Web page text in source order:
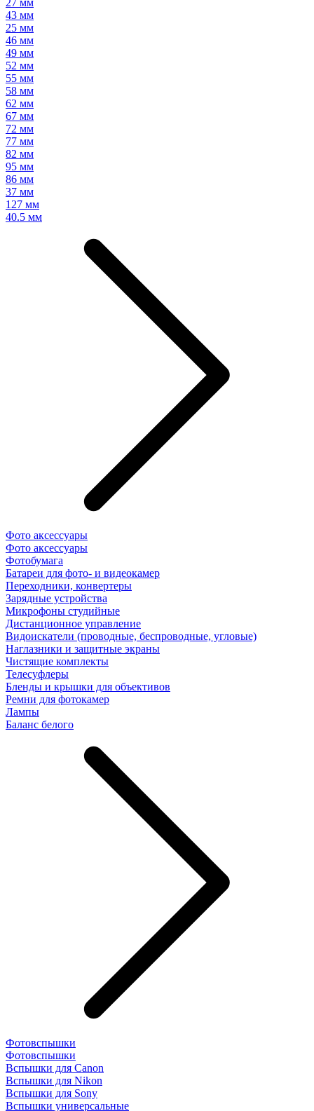
27 мм
43 мм
25 мм
46 мм
49 мм
52 мм
55 мм
58 мм
62 мм
67 мм
72 мм
77 мм
82 мм
95 мм
86 мм
37 мм
127 мм
40.5 мм
Фото аксессуары
Фото аксессуары
Фотобумага
Батареи для фото- и видеокамер
Переходники, конвертеры
Зарядные устройства
Микрофоны студийные
Дистанционное управление
Видоискатели (проводные, беспроводные, угловые)
Наглазники и защитные экраны
Чистящие комплекты
Телесуфлеры
Бленды и крышки для объективов
Ремни для фотокамер
Лампы
Баланс белого
Фотовспышки
Фотовспышки
Вспышки для Canon
Вспышки для Nikon
Вспышки для Sony
Вспышки универсальные